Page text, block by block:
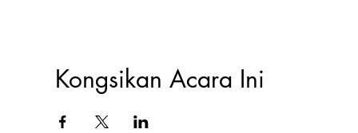
Kongsikan Acara Ini